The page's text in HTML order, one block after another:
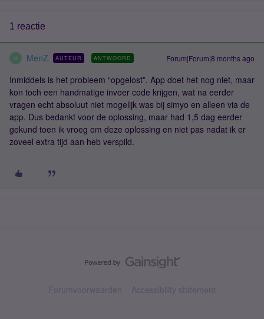
1 reactie
M MenZ AUTEUR ANTWOORD Forum|Forum|8 months ago
Inmiddels is het probleem “opgelost”. App doet het nog niet, maar
kon toch een handmatige invoer code krijgen, wat na eerder
vragen echt absoluut niet mogelijk was bij simyo en alleen via de
app. Dus bedankt voor de oplossing, maar had 1,5 dag eerder
gekund toen ik vroeg om deze oplossing en niet pas nadat ik er
zoveel extra tijd aan heb verspild.
Forumvoorwaarden Accessibility statement